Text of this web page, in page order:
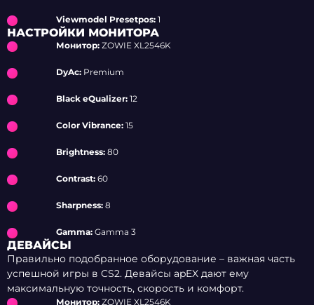
Viewmodel Presetpos: 1
НАСТРОЙКИ МОНИТОРА
Монитор: ZOWIE XL2546K
DyAc: Premium
Black eQualizer: 12
Color Vibrance: 15
Brightness: 80
Contrast: 60
Sharpness: 8
Gamma: Gamma 3
ДЕВАЙСЫ
Правильно подобранное оборудование – важная часть
успешной игры в CS2. Девайсы apEX дают ему
максимальную точность, скорость и комфорт.
Монитор: ZOWIE XL2546K